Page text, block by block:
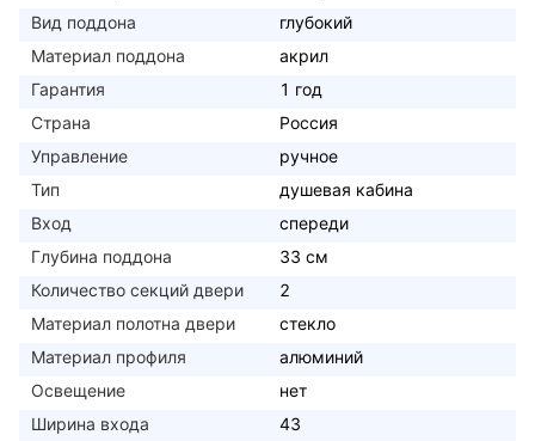
Вид поддона
глубокий
Материал поддона
акрил
Гарантия
1 год
Страна
Россия
Управление
ручное
Тип
душевая кабина
Вход
спереди
Глубина поддона
33 см
Количество секций двери
2
Материал полотна двери
стекло
Материал профиля
алюминий
Освещение
нет
Ширина входа
43